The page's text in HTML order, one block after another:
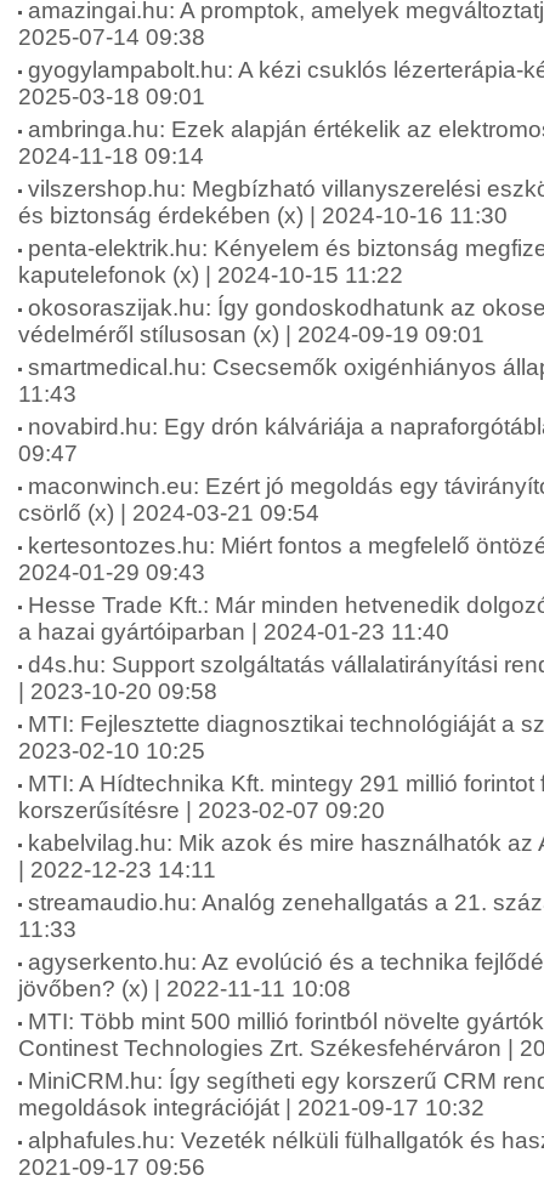
amazingai.hu: A promptok, amelyek
2025-07-14 09:38
gyogylampabolt.hu: A kézi csuklós lézerterápia-
2025-03-18 09:01
ambringa.hu: Ezek alapján értékelik az
2024-11-18 09:14
vilszershop.hu: Megbízható villanyszerelési
és biztonság érdekében (x) | 2024-10-16 11:30
penta-elektrik.hu: Kényelem és biztonság
kaputelefonok (x) | 2024-10-15 11:22
okosoraszijak.hu: Így gondoskodhatunk az
védelméről stílusosan (x) | 2024-09-19 09:01
smartmedical.hu: Csecsemők oxigénhiányos
11:43
novabird.hu: Egy drón kálváriája a
09:47
maconwinch.eu: Ezért jó megoldás egy
csörlő (x) | 2024-03-21 09:54
kertesontozes.hu: Miért fontos a megfelelő
2024-01-29 09:43
Hesse Trade Kft.: Már minden hetvenedik
a hazai gyártóiparban | 2024-01-23 11:40
d4s.hu: Support szolgáltatás vállalatirányítási
| 2023-10-20 09:58
MTI: Fejlesztette diagnosztikai technológiáját a
2023-02-10 10:25
MTI: A Hídtechnika Kft. mintegy 291 millió
korszerűsítésre | 2023-02-07 09:20
kabelvilag.hu: Mik azok és mire használhatók az
| 2022-12-23 14:11
streamaudio.hu: Analóg zenehallgatás a 21.
11:33
agyserkento.hu: Az evolúció és a technika
jövőben? (x) | 2022-11-11 10:08
MTI: Több mint 500 millió forintból növelte
Continest Technologies Zrt. Székesfehérváron |
MiniCRM.hu: Így segítheti egy korszerű CRM
megoldások integrációját | 2021-09-17 10:32
alphafules.hu: Vezeték nélküli fülhallgatók és
2021-09-17 09:56